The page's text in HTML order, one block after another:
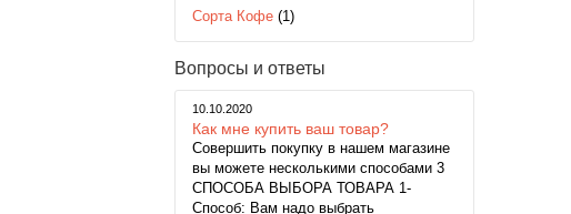
Сорта Кофе (1)
Вопросы и ответы
10.10.2020
Как мне купить ваш товар?
Совершить покупку в нашем магазине
вы можете несколькими способами 3
СПОСОБА ВЫБОРА ТОВАРА 1-
Способ: Вам надо выбрать